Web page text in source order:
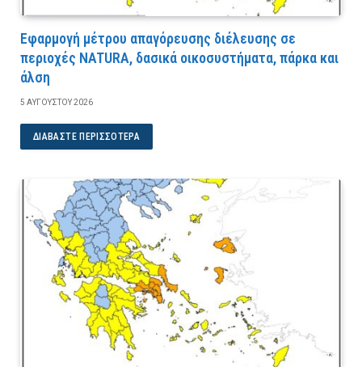
Εφαρμογή μέτρου απαγόρευσης διέλευσης σε
περιοχές NATURA, δασικά οικοσυστήματα, πάρκα και
άλση
5 ΑΥΓΟΎΣΤΟΥ 2026
ΔΙΑΒΆΣΤΕ ΠΕΡΙΣΣΌΤΕΡΑ